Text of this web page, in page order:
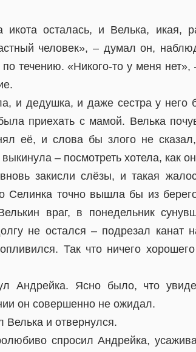
осталась, и Велька, икая,
человек», – думал он,
течению. «Никого-то у меня
и дедушка, и даже сестра у него
приехать с мамой. Велька
её, и слова бы злого не
– посмотреть хотела, как он
закисли слёзы, и такая
Селинка точно вышла бы из
враг, в понедельник
не остался – подрезал канат
Так что ничего
Ясно было, что
он совершенно не ожидал.
и отвернулся.
спросил Андрейка,